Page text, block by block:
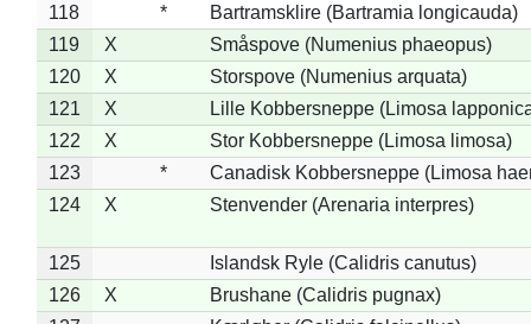
118
*
Bartramsklire (Bartramia longicauda)
119
X
Småspove (Numenius phaeopus)
120
X
Storspove (Numenius arquata)
121
X
Lille Kobbersneppe (Limosa
122
X
Stor Kobbersneppe (Limosa limosa)
123
*
Canadisk Kobbersneppe (Limosa
124
X Stenvender (Arenaria interpres)
125
Islandsk Ryle (Calidris canutus)
126
X
Brushane (Calidris pugnax)